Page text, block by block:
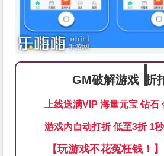
GM破解游戏 折
上线送满VIP 海量元宝 钻石
游戏内自动打折 低至3折 1秒
【玩游戏不花冤枉钱！】